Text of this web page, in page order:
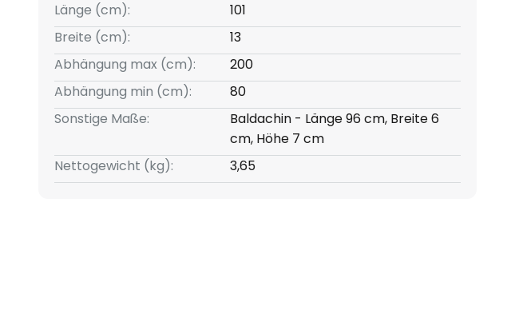
Länge (cm):
101
Breite (cm):
13
Abhängung max (cm):
200
Abhängung min (cm):
80
Sonstige Maße:
Baldachin - Länge 96 cm, Breite 6
cm, Höhe 7 cm
Nettogewicht (kg):
3,65